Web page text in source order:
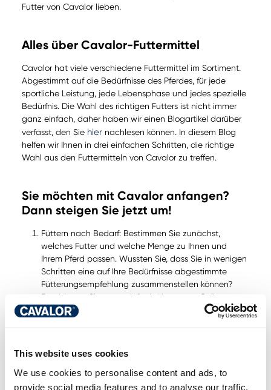
This website uses cookies
We use cookies to personalise content and ads, to
provide social media features and to analyse our traffic.
Futter von Cavalor lieben.
Alles über Cavalor-Futtermittel
Cavalor hat viele verschiedene Futtermittel im Sortiment.
Abgestimmt auf die Bedürfnisse des Pferdes, für jede
sportliche Leistung, jede Lebensphase und jedes spezielle
Bedürfnis. Die Wahl des richtigen Futters ist nicht immer
ganz einfach, daher haben wir einen Blogartikel darüber
verfasst, den Sie hier nachlesen können. In diesem Blog
helfen wir Ihnen in drei einfachen Schritten, die richtige
Wahl aus den Futtermitteln von Cavalor zu treffen.
Sie möchten mit Cavalor anfangen?
Dann steigen Sie jetzt um!
Füttern nach Bedarf: Bestimmen Sie zunächst,
welches Futter und welche Menge zu Ihnen und
Ihrem Pferd passen. Wussten Sie, dass Sie in wenigen
Schritten eine auf Ihre Bedürfnisse abgestimmte
Fütterungsempfehlung zusammenstellen können?
Das können Sie ganz einfach über unser Online-
Beratungstool MyCavalor.com tun. Oder möchten Sie
über unsere Consumer Line +32(0)9 220 25 25 oder
Pferde sind sehr sensibel. Die Umstellung von einer
Futtermittelart auf eine andere sollte daher